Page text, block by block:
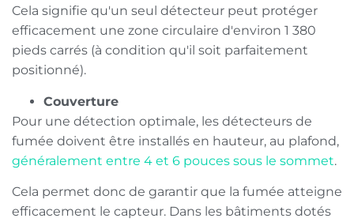
Cela signifie qu'un seul détecteur peut protéger
efficacement une zone circulaire d'environ 1 380
pieds carrés (à condition qu'il soit parfaitement
positionné).
Couverture
Pour une détection optimale, les détecteurs de
fumée doivent être installés en hauteur, au plafond,
généralement entre 4 et 6 pouces sous le sommet.
Cela permet donc de garantir que la fumée atteigne
efficacement le capteur. Dans les bâtiments dotés